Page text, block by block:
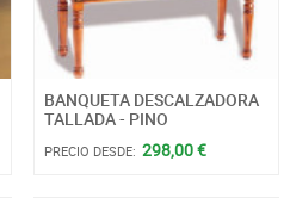
BANQUETA DESCALZADORA
TALLADA - PINO
PRECIO DESDE: 298,00 €